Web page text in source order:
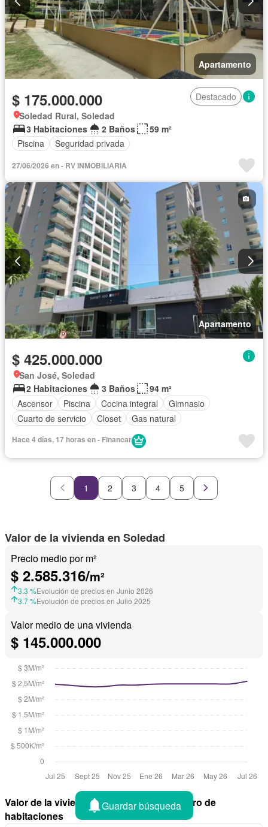
Apartamento
$ 175.000.000
Destacado
Soledad Rural, Soledad
3 Habitaciones
2 Baños
59 m²
Piscina
Seguridad privada
27/06/2026 en - RV INMOBILIARIA
Apartamento
$ 425.000.000
San José, Soledad
2 Habitaciones
3 Baños
94 m²
Ascensor
Piscina Cocina integral
Gimnasio
Cuarto de servicio
Closet
Gas natural
Hace 4 días, 17 horas en - Financar
1 2 3 4 5
Valor de la vivienda en Soledad
Precio medio por m²
$ 2.585.316/m²
3.3 %Evolución de precios en Junio 2026
3.7 %Evolución de precios en Julio 2025
Valor medio de una vivienda
$ 145.000.000
Valor de la vivienda en Soledad por número de
habitaciones
Guardar búsqueda